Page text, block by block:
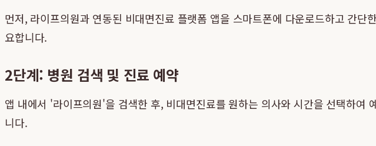
먼저, 라이프의원과 연동된 비대면진료 플랫폼 앱을 스마트폰에 다운로드하고 간
요합니다.
2단계: 병원 검색 및 진료 예약
앱 내에서 '라이프의원'을 검색한 후, 비대면진료를 원하는 의사와 시간을 선택하
니다.